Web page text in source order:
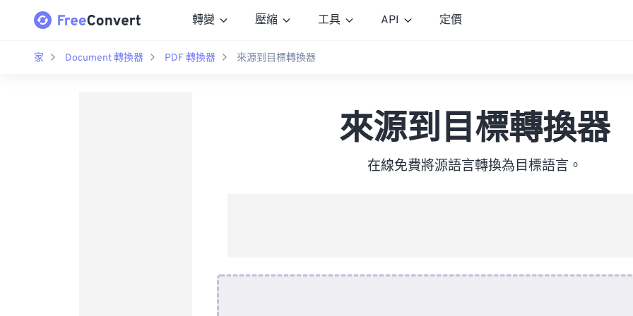
轉變 壓縮 工具 API 定價
家 Document 轉換器 PDF 轉換器 來源到目標轉換器
來源到目標轉換器
在線免費將源語言轉換為目標語言。